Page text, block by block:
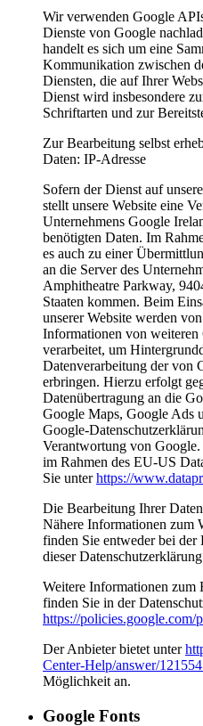
Wir verwenden Google
Dienste von Google
handelt es sich um eine
Kommunikation zwischen
Diensten, die auf Ihrer
Dienst wird insbesondere
Schriftarten und zur
Zur Bearbeitung selbst
Daten: IP-Adresse
Sofern der Dienst auf
stellt unsere Website eine
Unternehmens Google
benötigten Daten. Im
es auch zu einer
an die Server des
Amphitheatre Parkway,
Staaten kommen. Beim
unserer Website werden
Informationen von
verarbeitet, um
Datenverarbeitung der von
erbringen. Hierzu erfolgt
Datenübertragung an die
Google Maps, Google Ads
Google-
Verantwortung von
im Rahmen des EU-US
Sie unterhttps://
Die Bearbeitung Ihrer
Nähere Informationen
finden Sie entweder bei
dieser
Weitere Informationen zum
finden Sie in der
https://policies.google.com/
Der Anbieter bietet unter
Center-Help/answer/
Möglichkeit an.
Google Fonts